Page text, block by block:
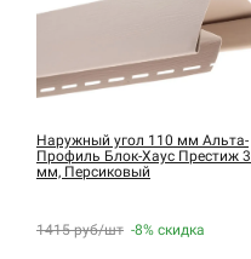
Наружный угол 110 мм Альта-
Профиль Блок-Хаус Престиж
мм, Персиковый
1415 руб/шт -8% скидка